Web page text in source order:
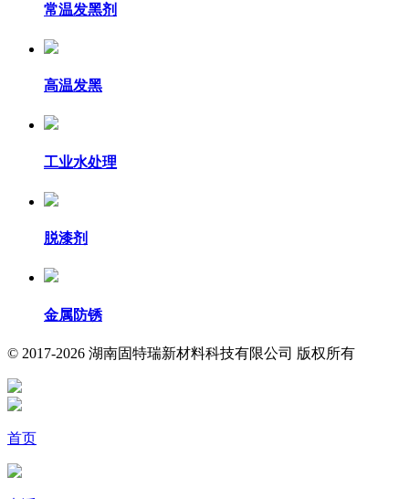
常温发黑剂
高温发黑
工业水处理
脱漆剂
金属防锈
© 2017-2026 湖南固特瑞新材料科技有限公司 版权所有
首页